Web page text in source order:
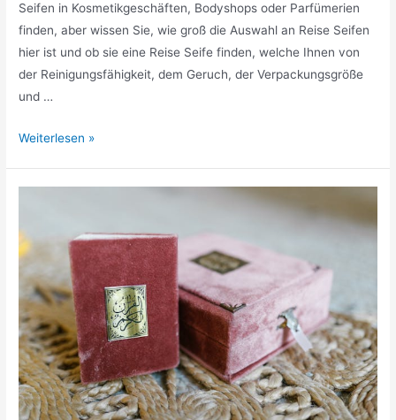
Seifen in Kosmetikgeschäften, Bodyshops oder Parfümerien
finden, aber wissen Sie, wie groß die Auswahl an Reise Seifen
hier ist und ob sie eine Reise Seife finden, welche Ihnen von
der Reinigungsfähigkeit, dem Geruch, der Verpackungsgröße
und …
Reise
Weiterlesen »